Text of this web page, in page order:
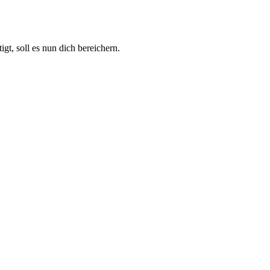
soll es nun dich bereichern.